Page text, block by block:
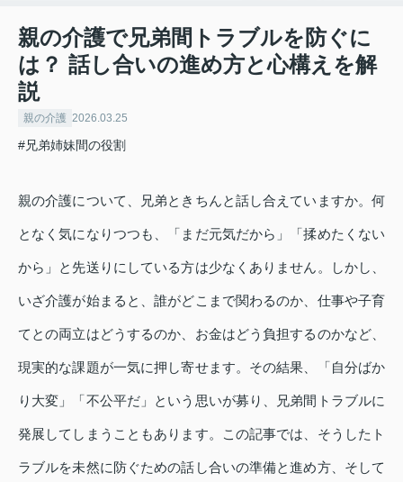
親の介護で兄弟間トラブルを防ぐに
は？ 話し合いの進め方と心構えを解
説
親の介護 2026.03.25
#兄弟姉妹間の役割
親の介護について、兄弟ときちんと話し合えていますか。何
となく気になりつつも、「まだ元気だから」「揉めたくない
から」と先送りにしている方は少なくありません。しかし、
いざ介護が始まると、誰がどこまで関わるのか、仕事や子育
てとの両立はどうするのか、お金はどう負担するのかなど、
現実的な課題が一気に押し寄せます。その結果、「自分ばか
り大変」「不公平だ」という思いが募り、兄弟間トラブルに
発展してしまうこともあります。この記事では、そうしたト
ラブルを未然に防ぐための話し合いの準備と進め方、そして